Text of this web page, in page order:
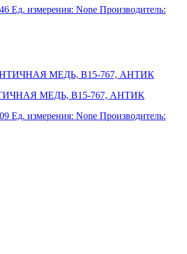
Ед. измерения: None Производитель:
МЕДЬ, B15-767, АНТИК
Ед. измерения: None Производитель: